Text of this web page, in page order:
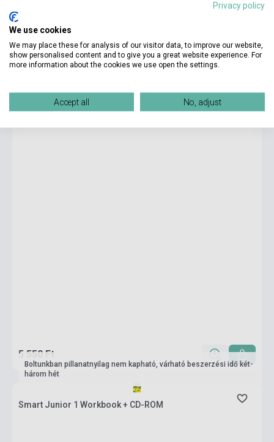
7 600 Ft
Készlet: 1-10 darab
5 550 Ft
Boltunkban pillanatnyilag nem kapható, várható beszerzési idő két-
három hét
Smart Junior 1 Workbook + CD-ROM
Privacy policy
We use cookies
We may place these for analysis of our visitor data, to improve our website,
show personalised content and to give you a great website experience. For
more information about the cookies we use open the settings.
Accept all No, adjust